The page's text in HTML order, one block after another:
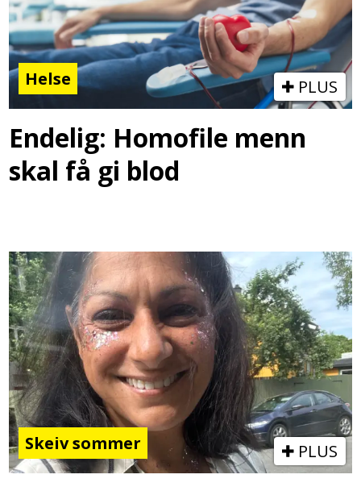
Helse PLUS
Endelig: Homofile menn
skal få gi blod
Skeiv sommer PLUS